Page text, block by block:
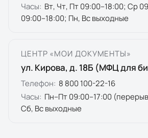
Часы: Вт, Чт, Пт 09:00–18:00; Ср
09:00–18:00; Пн, Вс выходные
ЦЕНТР «МОИ ДОКУМЕНТЫ»
ул. Кирова, д. 18Б (МФЦ для
Телефон: 8 800 100-22-16
Часы: Пн–Пт 09:00–17:00
Сб, Вс выходные